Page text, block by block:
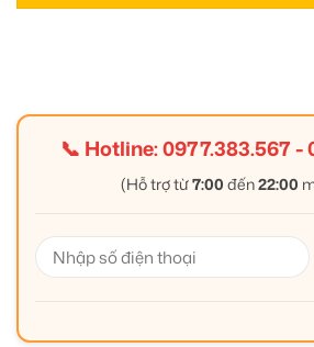
📞 Hotline:0977.383.567-
(Hỗ trợ từ7:00 đến22:00